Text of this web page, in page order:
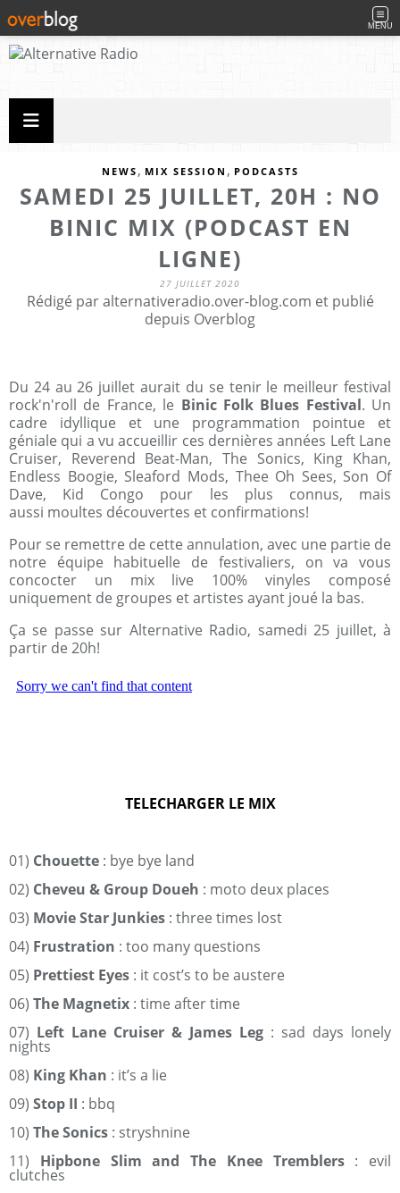
MENU
NEWS , MIX SESSION , PODCASTS
SAMEDI 25 JUILLET, 20H : NO
BINIC MIX (PODCAST EN
LIGNE)
27 JUILLET 2020
Rédigé par alternativeradio.over-blog.com et publié
depuis Overblog
Du 24 au 26 juillet aurait du se tenir le meilleur festival
rock'n'roll de France, le Binic Folk Blues Festival. Un
cadre idyllique et une programmation pointue et
géniale qui a vu accueillir ces dernières années Left Lane
Cruiser, Reverend Beat-Man, The Sonics, King Khan,
Endless Boogie, Sleaford Mods, Thee Oh Sees, Son Of
Dave, Kid Congo pour les plus connus, mais
aussi moultes découvertes et confirmations!
Pour se remettre de cette annulation, avec une partie de
notre équipe habituelle de festivaliers, on va vous
concocter un mix live 100% vinyles composé
uniquement de groupes et artistes ayant joué la bas.
Ça se passe sur Alternative Radio, samedi 25 juillet, à
partir de 20h!
TELECHARGER LE MIX
01) Chouette : bye bye land
02) Cheveu & Group Doueh : moto deux places
03) Movie Star Junkies : three times lost
04) Frustration : too many questions
05) Prettiest Eyes : it cost’s to be austere
06) The Magnetix : time after time
07) Left Lane Cruiser & James Leg : sad days lonely
nights
08) King Khan : it’s a lie
09) Stop II : bbq
10) The Sonics : stryshnine
11) Hipbone Slim and The Knee Tremblers: evil
clutches